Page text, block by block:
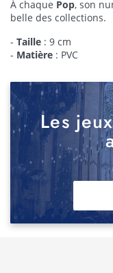
À chaque Pop, son
belle des collections.
- Taille : 9 cm
- Matière : PVC
Les